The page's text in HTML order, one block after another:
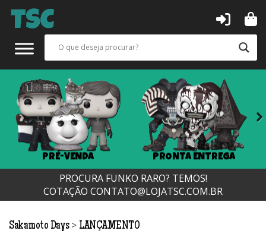
PRÉ-VENDA PRONTA ENTREGA
Next
PROCURA FUNKO RARO? TEMOS!
COTAÇÃO CONTATO@LOJATSC.COM.BR
Sakamoto Days > LANÇAMENTO